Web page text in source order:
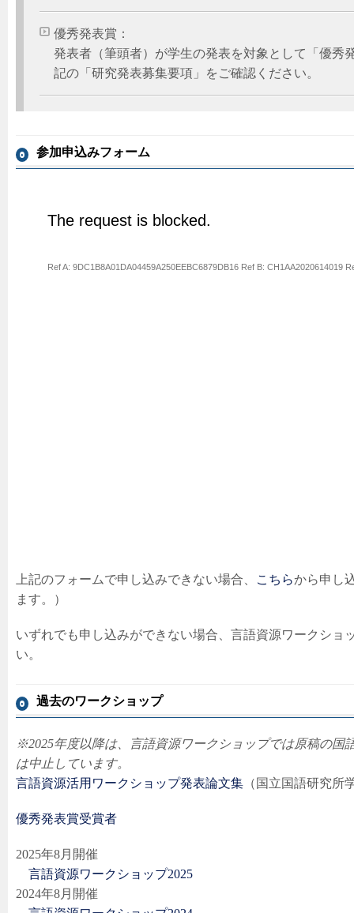
優秀発表賞：
発表者（筆頭者）が学生の発表を対象として「優秀
記の「研究発表募集要項」をご確認ください。
参加申込みフォーム
上記のフォームで申し込みできない場合、 こちらから申し
ます。）
いずれでも申し込みができない場合、言語資源ワークショ
い。
過去のワークショップ
※2025年度以降は、言語資源ワークショップでは原稿の国
は中止しています。
言語資源活用ワークショップ発表論文集 （国立国語研究所
優秀発表賞受賞者
2025年8月開催
言語資源ワークショップ2025
2024年8月開催